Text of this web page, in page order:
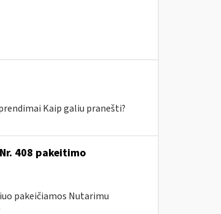
Kaip galiu pranešti?
408 pakeitimo
pakeičiamos Nutarimu